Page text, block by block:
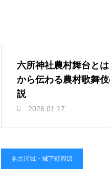
六所神社農村舞台と
から伝わる農村歌舞
説
2026.01.17
名古屋城・城下町周辺